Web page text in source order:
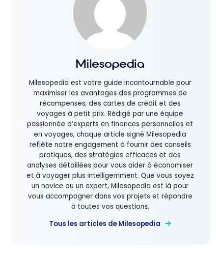
Milesopedia
Milesopedia est votre guide incontournable pour
maximiser les avantages des programmes de
récompenses, des cartes de crédit et des
voyages à petit prix. Rédigé par une équipe
passionnée d’experts en finances personnelles et
en voyages, chaque article signé Milesopedia
reflète notre engagement à fournir des conseils
pratiques, des stratégies efficaces et des
analyses détaillées pour vous aider à économiser
et à voyager plus intelligemment. Que vous soyez
un novice ou un expert, Milesopedia est là pour
vous accompagner dans vos projets et répondre
à toutes vos questions.
Tous les articles de Milesopedia